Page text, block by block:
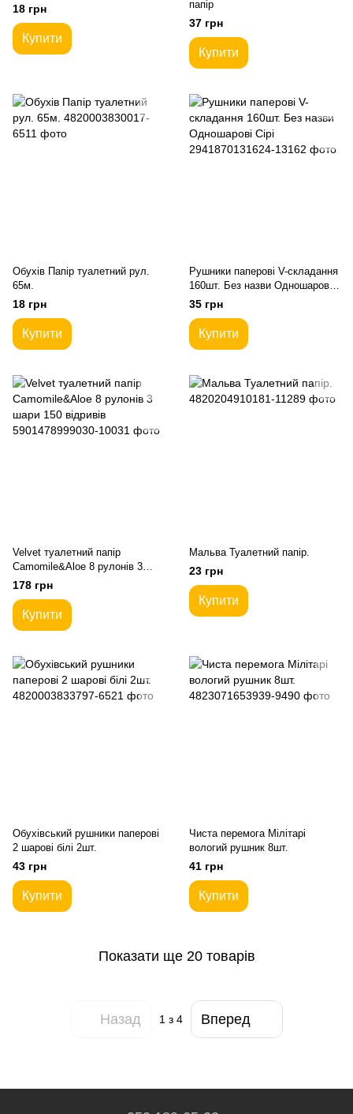
18 грн
Купити
папір
37 грн
Купити
Обухів Папір туалетний рул.
65м.
18 грн
Купити
Рушники паперові V-складання
160шт. Без назви Одношарові
Сірі
35 грн
Купити
Velvet туалетний папір
Camomile&Aloe 8 рулонів 3
шари 150 відривів
178 грн
Купити
Мальва Туалетний папір.
23 грн
Купити
Обухівський рушники паперові
2 шарові білі 2шт.
43 грн
Купити
Чиста перемога Мілітарі
вологий рушник 8шт.
41 грн
Купити
Показати ще 20 товарів
Назад 1 з 4 Вперед